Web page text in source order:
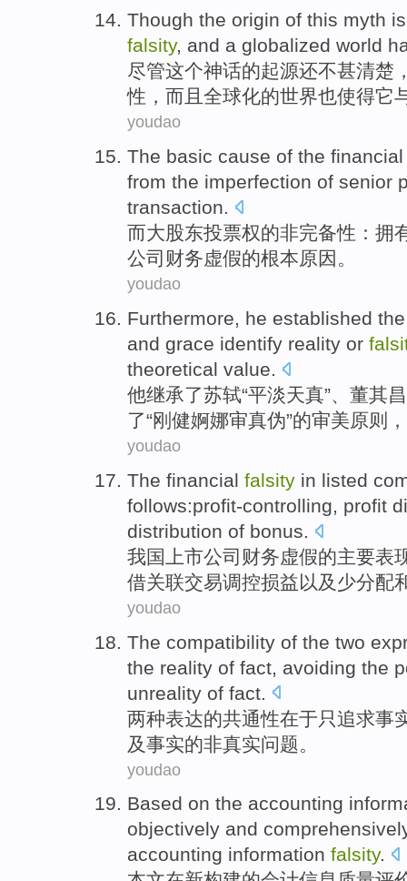
Though the origin of this myth
falsity, and a globalized world
尽管这个神话的起源还不甚清楚
性 ， 而且 全球化的世界也使得它
youdao
The basic cause of the financial
from the imperfection of senior
transaction.
而大股东投票权的非完备性：拥
公司 财务虚假的根本原因 。
youdao
Furthermore, he established the
and grace identify reality or
theoretical value.
他继承了苏轼“平淡天真”、董其
了“刚健婀娜审真伪”的审美原则 ，
youdao
The financial falsity in listed
follows:profit-controlling, profit
distribution of bonus.
我国上市公司 财务虚假的主要表
借关联交易调控损益以及 少分配
youdao
The compatibility of the two
the reality of fact avoiding the
unreality of fact.
两种表达的共通性在于 只追求事
及事实的非真实问题 。
youdao
Based on the accounting
objectively and
accounting information falsity.